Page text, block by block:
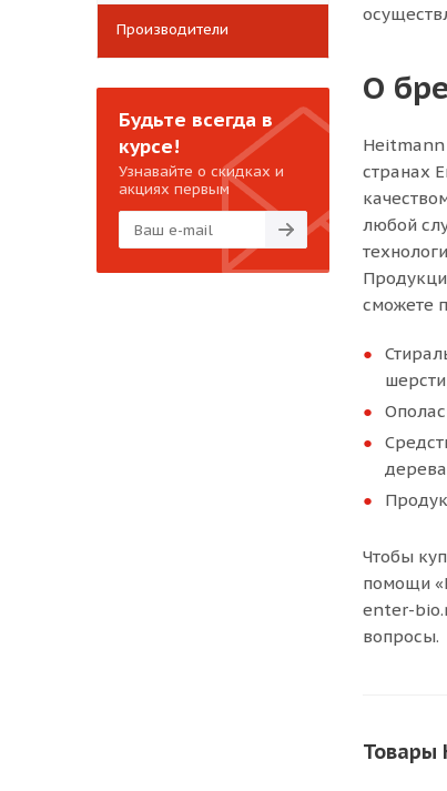
О
Heitmann
странах
любой
сможете
Чтобы
помощи
enter-
вопросы.
Товары
Производители
Будьте всегда в
курсе!
Узнавайте о скидках и
акциях первым